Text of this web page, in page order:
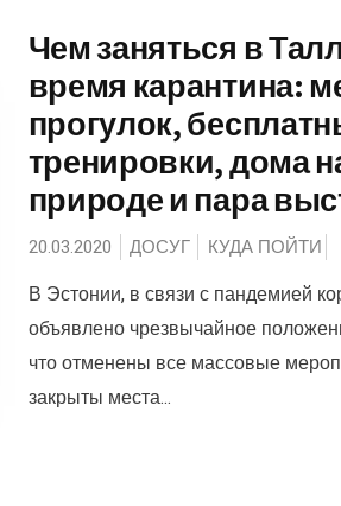
Чем заняться в
время карантина:
прогулок,
тренировки, дома
природе и пара
20.03.2020 ДОСУГ КУДА ПОЙТИ
В Эстонии, в связи с пандемией
объявлено чрезвычайное
что отменены все массовые
закрыты места...